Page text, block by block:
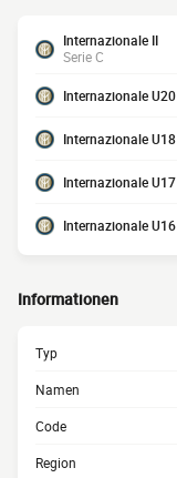
Internazionale II
Serie C
Internazionale U20
Internazionale U18
Internazionale U17
Internazionale U16
Informationen
Typ
Namen
Code
Region